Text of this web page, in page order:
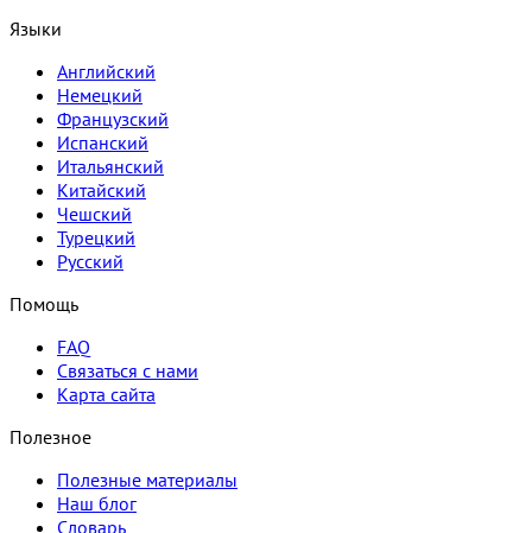
Языки
Английский
Немецкий
Французский
Испанский
Итальянский
Китайский
Чешский
Турецкий
Русский
Помощь
FAQ
Связаться с нами
Карта сайта
Полезное
Полезные материалы
Наш блог
Словарь